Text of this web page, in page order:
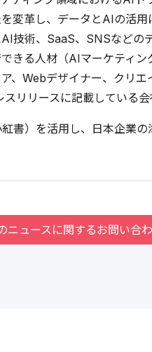
変革し、データとAIの活用
技術、SaaS、SNSなどの
きる人材（AIマーケティ
、Webデザイナー、クリエ
スリリースに記載している
書）を活用し、日本企業
ニュースに関するお問い合